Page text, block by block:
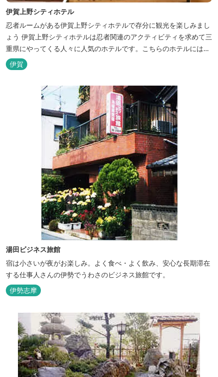
伊賀上野シティホテル
忍者ルームがある伊賀上野シティホテルで存分に観光を楽しみまし
ょう 伊賀上野シティホテルは忍者関連のアクティビティを求めて三
重県にやってくる人々に人気のホテルです。こちらのホテルには、
忍者の内装が施された部屋がいくつかあります。壁紙からトイレッ
トペーパーに至るまで、忍者に関連したデザインモチーフがあしら
われています。 伊賀上野城や伊賀流忍者博物館から徒歩わずか10
分の位置にあるこのホテ...
伊賀
湯田ビジネス旅館
宿は小さいが夜がお楽しみ。よく食べ・よく飲み、安心な長期滞在
する仕事人さんの伊勢でうわさのビジネス旅館です。
伊勢志摩